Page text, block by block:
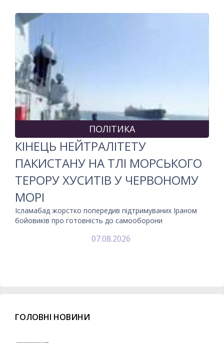
ПОЛІТИКА
КІНЕЦЬ НЕЙТРАЛІТЕТУ
ПАКИСТАНУ НА ТЛІ МОРСЬКОГО
ТЕРОРУ ХУСИТІВ У ЧЕРВОНОМУ
МОРІ
Ісламабад жорстко попередив підтримуваних Іраном
бойовиків про готовність до самооборони
07.08.2026
ГОЛОВНІ НОВИНИ